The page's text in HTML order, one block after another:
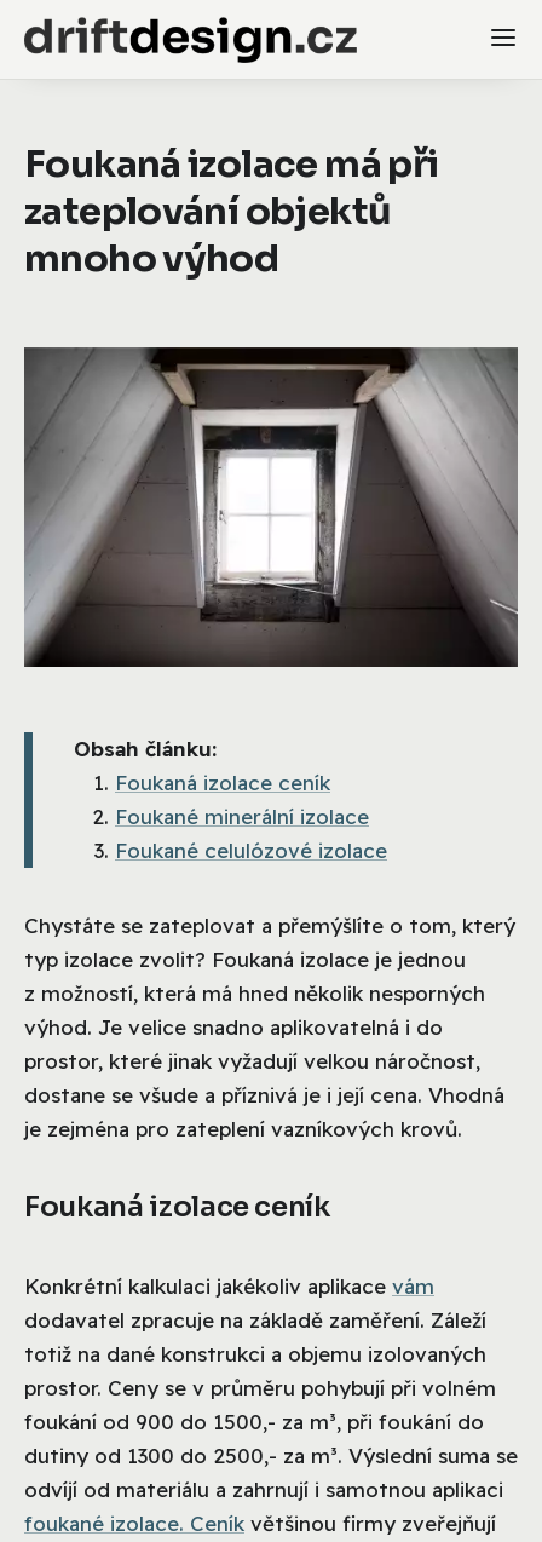
Foukaná izolace má při
zateplování objektů
mnoho výhod
Obsah článku:
Foukaná izolace ceník
Foukané minerální izolace
Foukané celulózové izolace
Chystáte se zateplovat a přemýšlíte o tom, který
typ izolace zvolit? Foukaná izolace je jednou
z možností, která má hned několik nesporných
výhod. Je velice snadno aplikovatelná i do
prostor, které jinak vyžadují velkou náročnost,
dostane se všude a příznivá je i její cena. Vhodná
je zejména pro zateplení vazníkových krovů.
Foukaná izolace ceník
Konkrétní kalkulaci jakékoliv aplikace vám
dodavatel zpracuje na základě zaměření. Záleží
totiž na dané konstrukci a objemu izolovaných
prostor. Ceny se v průměru pohybují při volném
foukání od 900 do 1500,- za m³, při foukání do
dutiny od 1300 do 2500,- za m³. Výslední suma se
odvíjí od materiálu a zahrnují i samotnou aplikaci
foukané izolace. Ceník většinou firmy zveřejňují